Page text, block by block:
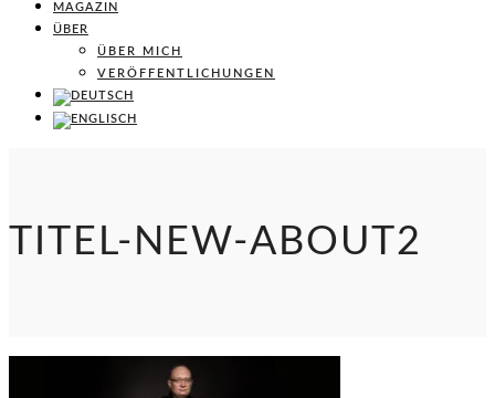
MAGAZIN
ÜBER
ÜBER MICH
VERÖFFENTLICHUNGEN
TITEL-NEW-ABOUT2